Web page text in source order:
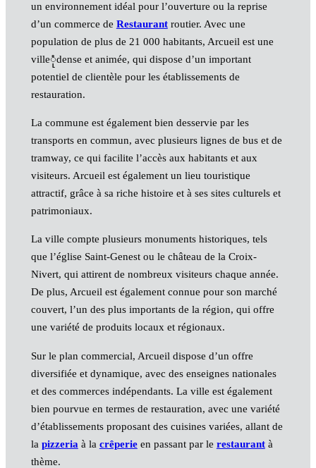
un environnement idéal pour l’ouverture ou la reprise
d’un commerce de Restaurantroutier. Avec une
population de plus de 21 000 habitants, Arcueil est une
villeုံdense et animée, qui dispose d’un important
potentiel de clientèle pour les établissements de
restauration.
La commune est également bien desservie par les
transports en commun, avec plusieurs lignes de bus et de
tramway, ce qui facilite l’accès aux habitants et aux
visiteurs. Arcueil est également un lieu touristique
attractif, grâce à sa riche histoire et à ses sites culturels et
patrimoniaux.
La ville compte plusieurs monuments historiques, tels
que l’église Saint-Genest ou le château de la Croix-
Nivert, qui attirent de nombreux visiteurs chaque année.
De plus, Arcueil est également connue pour son marché
couvert, l’un des plus importants de la région, qui offre
une variété de produits locaux et régionaux.
Sur le plan commercial, Arcueil dispose d’un offre
diversifiée et dynamique, avec des enseignes nationales
et des commerces indépendants. La ville est également
bien pourvue en termes de restauration, avec une variété
d’établissements proposant des cuisines variées, allant de
la pizzeria à la crêperieen passant par le restaurantà
thème.